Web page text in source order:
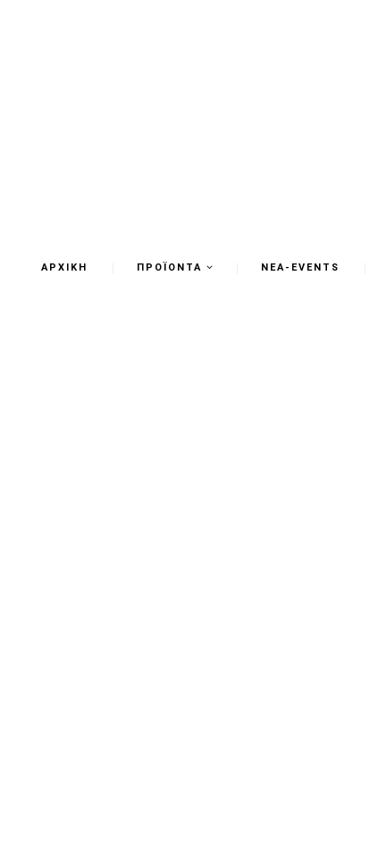
ΑΡΧΙΚΗ ΠΡΟΪΟΝΤΑ ΝΕΑ-EVENTS